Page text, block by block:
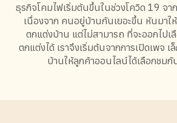
ธุรกิจโคมไฟเริ่มต้นขึ้นในช่วงโควิด 19 จา
เนื่องจาก คนอยู่บ้านกันเยอะขึ้น หันมาใ
ตกแต่งบ้าน แต่ไม่สามารถ ที่จะออกไปเ
ตกแต่งได้ เราจึงเริ่มต้นจากการเปิดเพจ เ
บ้านให้ลูกค้าออนไลน์ได้เลือกชมกั